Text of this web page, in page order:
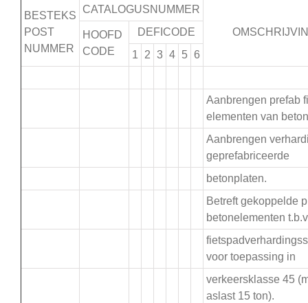
BESTEKS
POST
NUMMER
CATALOGUSNUMMER
HOOFD
CODE
DEFICODE
1
2 3 4 5 6
Aanbrengen prefab
elementen van
Aanbrengen
geprefabriceerde
betonplaten.
Betreft gekoppelde
betonelementen
voor toepassing in
verkeersklasse 45
aslast 15 ton).